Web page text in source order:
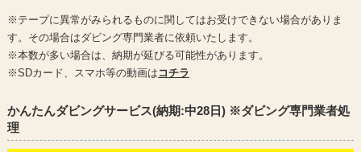
※テープに異常がみられるものに関してはお受けできない場合がありま
す。その場合はダビング専門業者に依頼いたします。
※本数が多い場合は、納期が延びる可能性があります。
※SDカード、スマホ等の動画は コチラ
かんたんダビングサービス(納期:中28日) ※ダビング専門業者処
理